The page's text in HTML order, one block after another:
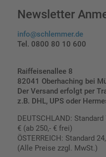
Newsletter
info@schlemmer.de
Tel. 0800 80 10 600
Raiffeisenallee 8
82041 Oberhaching bei
Der Versand erfolgt per
z.B. DHL, UPS oder
DEUTSCHLAND:
€ (ab 250,- € frei)
ÖSTERREICH: Standard
(Alle Preise zzgl. MwSt.)